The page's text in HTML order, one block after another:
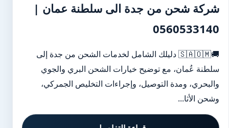
شركة شحن من جدة الى سلطنة عمان |
0560533140
🚚🇸🇦🇴🇲 دليلك الشامل لخدمات الشحن من جدة إلى
سلطنة عُمان، مع توضيح خيارات الشحن البري والجوي
والبحري، ومدة التوصيل، وإجراءات التخليص الجمركي،
وشحن الأثا...